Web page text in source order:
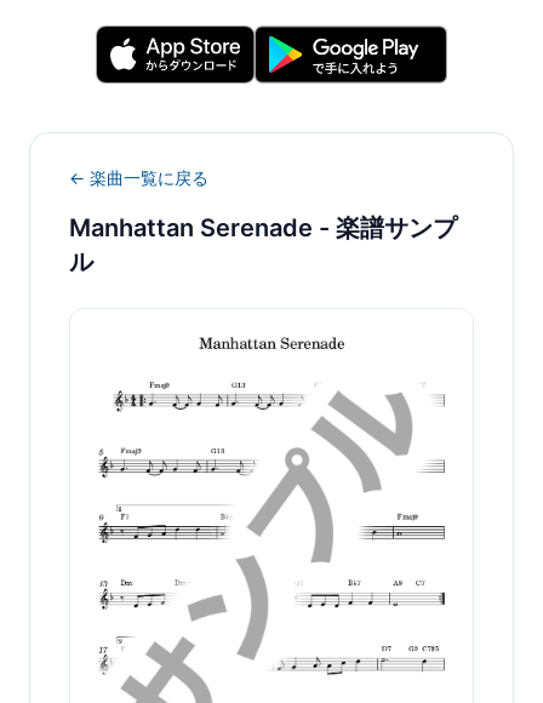
← 楽曲一覧に戻る
Manhattan Serenade - 楽譜サンプ
ル